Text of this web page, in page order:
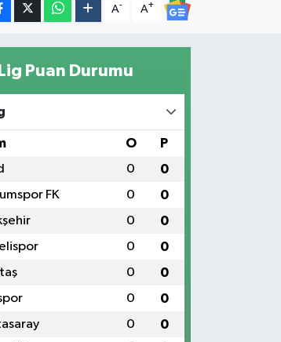
A- A+
Puan Durumu
O P
0 0
FK 0 0
0 0
0 0
0 0
0 0
0 0